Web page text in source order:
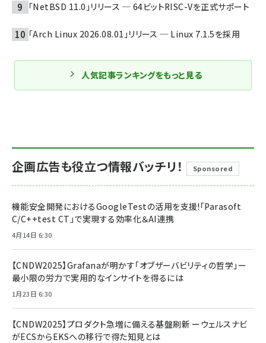
「NetBSD 11.0」リリース ─ 64ビットRISC-Vを正式サポート
「Arch Linux 2026.08.01」リリース ─ Linux 7.1.5を採用
人気記事ランキングをもっと見る
企画広告も役立つ情報バッチリ！ Sponsored
機能安全開発におけるGoogleTestの活用を支援!「Parasoft
C/C++test CT」で実現する効率化＆AI連携
4月14日 6:30
【CNDW2025】Grafanaが明かす「オブザーバビリティの哲学」ー
最小限の労力で実用的なインサイトを得るには
1月23日 6:30
【CNDW2025】プロダクト急増に備える基盤刷新 ーウェルスナビ
がECSからEKSへの移行で得た知見とは